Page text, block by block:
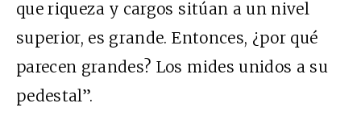
que riqueza y cargos sitúan a un nivel
superior, es grande. Entonces, ¿por qué
parecen grandes? Los mides unidos a su
pedestal”.